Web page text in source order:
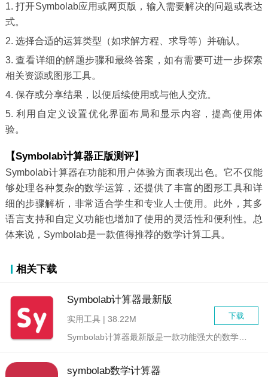
1. 打开Symbolab应用或网页版，输入需要解决的问题或表达
式。
2. 选择合适的运算类型（如求解方程、求导等）并确认。
3. 查看详细的解题步骤和最终答案，如有需要可进一步探索
相关资源或图形工具。
4. 保存或分享结果，以便后续使用或与他人交流。
5. 利用自定义设置优化界面布局和显示内容，提高使用体
验。
【Symbolab计算器正版测评】
Symbolab计算器在功能和用户体验方面表现出色。它不仅能
够处理各种复杂的数学运算，还提供了丰富的图形工具和详
细的步骤解析，非常适合学生和专业人士使用。此外，其多
语言支持和自定义功能也增加了使用的灵活性和便利性。总
体来说，Symbolab是一款值得推荐的数学计算工具。
相关下载
Symbolab计算器最新版
下载
实用工具 | 38.22M
symbolab数学计算器